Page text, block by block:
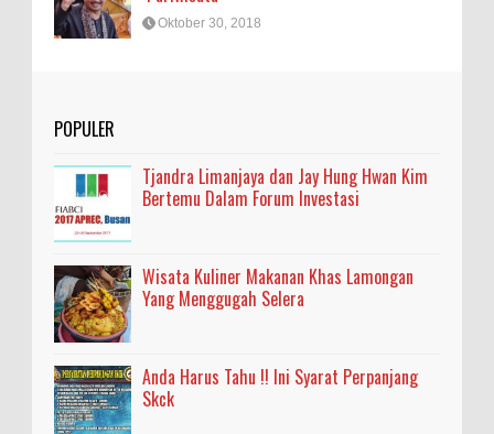
Oktober 30, 2018
POPULER
Tjandra Limanjaya dan Jay Hung Hwan Kim
Bertemu Dalam Forum Investasi
Wisata Kuliner Makanan Khas Lamongan
Yang Menggugah Selera
Anda Harus Tahu !! Ini Syarat Perpanjang
Skck